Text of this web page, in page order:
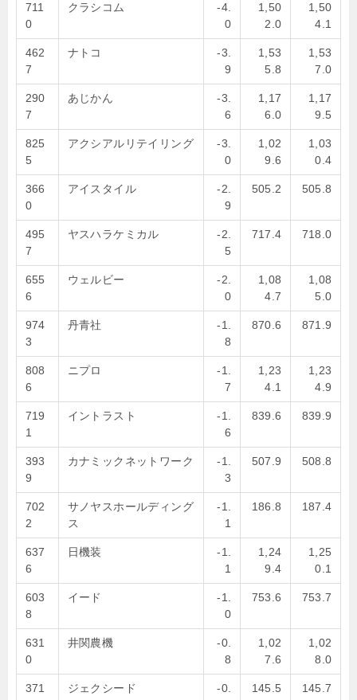
711
0
クラシコム
-4.
0
1,50
2.0
1,50
4.1
462
7
ナトコ
-3.
9
1,53
5.8
1,53
7.0
290
7
あじかん
-3.
6
1,17
6.0
1,17
9.5
825
5
アクシアルリテイリング
-3.
0
1,02
9.6
1,03
0.4
366
0
アイスタイル
-2.
9
505.2 505.8
495
7
ヤスハラケミカル
-2.
5
717.4 718.0
655
6
ウェルビー
-2.
0
1,08
4.7
1,08
5.0
974
3
丹青社
-1.
8
870.6 871.9
808
6
ニプロ
-1.
7
1,23
4.1
1,23
4.9
719
1
イントラスト
-1.
6
839.6 839.9
393
9
カナミックネットワーク
-1.
3
507.9 508.8
702
2
サノヤスホールディング
ス
-1.
1
186.8 187.4
637
6
日機装
-1.
1
1,24
9.4
1,25
0.1
603
8
イード
-1.
0
753.6 753.7
631
0
井関農機
-0.
8
1,02
7.6
1,02
8.0
371
ジェクシード
-0.
145.5 145.7